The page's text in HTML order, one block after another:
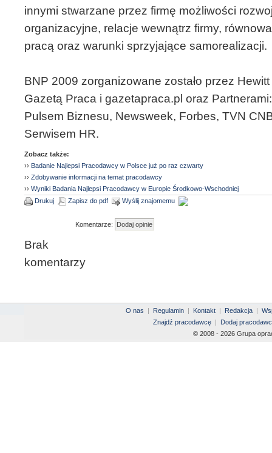
innymi stwarzane przez firmę możliwości
organizacyjne, relacje wewnątrz firmy,
pracą oraz warunki sprzyjające samorealizacji.
BNP 2009 zorganizowane zostało przez
Gazetą Praca i gazetapraca.pl oraz
Pulsem Biznesu, Newsweek, Forbes, TVN
Serwisem HR.
Zobacz także:
›› Badanie Najlepsi Pracodawcy w Polsce już po raz czwarty
›› Zdobywanie informacji na temat pracodawcy
›› Wyniki Badania Najlepsi Pracodawcy w Europie Środkowo-Wschodniej
Drukuj
Zapisz do pdf Wyślij znajomemu
Komentarze:
Brak
komentarzy
O nas | Regulamin | Kontakt | Redakcja |
Znajdź pracodawcę
|
Dodaj
© 2008 - 2026 Grupa